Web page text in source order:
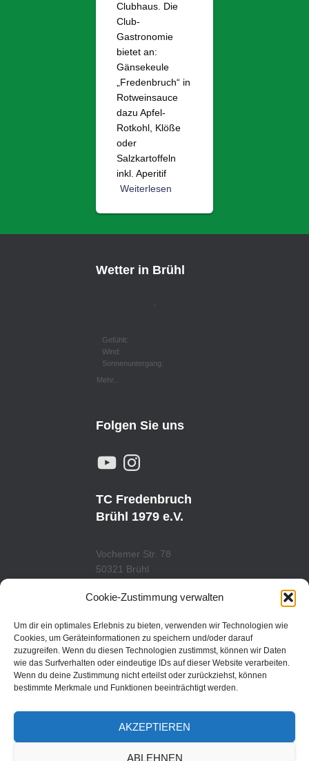
Cookie-Zustimmung verwalten
Um dir ein optimales Erlebnis zu bieten, verwenden wir Technologien wie
Cookies, um Geräteinformationen zu speichern und/oder darauf
zuzugreifen. Wenn du diesen Technologien zustimmst, können wir Daten
wie das Surfverhalten oder eindeutige IDs auf dieser Website verarbeiten.
Wenn du deine Zustimmung nicht erteilst oder zurückziehst, können
bestimmte Merkmale und Funktionen beeinträchtigt werden.
AKZEPTIEREN
ABLEHNEN
Clubhaus. Die
Club-
Gastronomie
bietet an:
Gänsekeule
„Fredenbruch“ in
Rotweinsauce
dazu Apfel-
Rotkohl, Klöße
oder
Salzkartoffeln
inkl. Aperitif
Weiterlesen
Wetter in Brühl
Gefühlt:
Wind:
Sonnenuntergang:
Mehr...
Folgen Sie uns
Y
O
U
B
E
N
A
G
R
A
TC Fredenbruch
Brühl 1979 e.V.
Vochemer Str. 78
50321 Brühl
www.tcfredenbruch.de
DATENSCHUTZORDUNG